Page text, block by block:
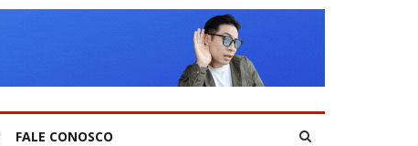
FALE CONOSCO